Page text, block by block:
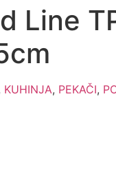
Line
KUHINJA, PEKAČI,